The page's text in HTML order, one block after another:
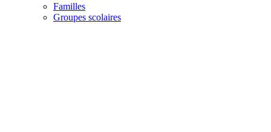
Familles
Groupes scolaires